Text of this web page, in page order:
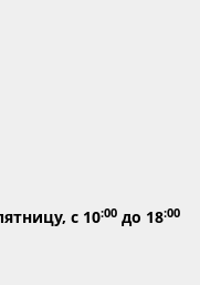
с 10:00 до 18:00